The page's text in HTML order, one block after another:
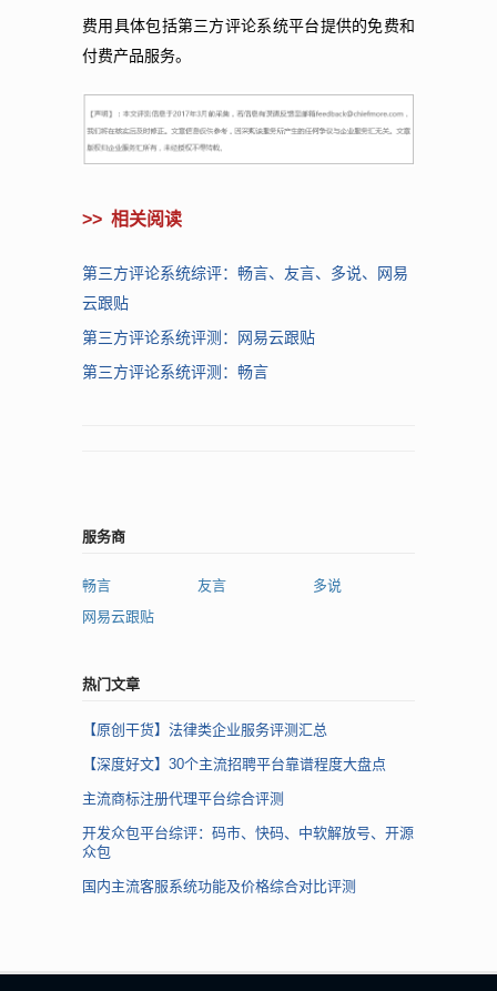
费用具体包括第三方评论系统平台提供的免费和
付费产品服务。
>> 相关阅读
第三方评论系统综评：畅言、友言、多说、网易
云跟贴
第三方评论系统评测：网易云跟贴
第三方评论系统评测：畅言
服务商
畅言 友言
多说
网易云跟贴
热门文章
【原创干货】法律类企业服务评测汇总
【深度好文】30个主流招聘平台靠谱程度大盘点
主流商标注册代理平台综合评测
开发众包平台综评：码市、快码、中软解放号、开源
众包
国内主流客服系统功能及价格综合对比评测